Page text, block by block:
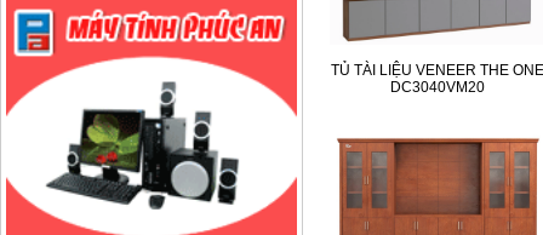
TỦ TÀI LIỆU VENEER THE ONE
DC3040VM20